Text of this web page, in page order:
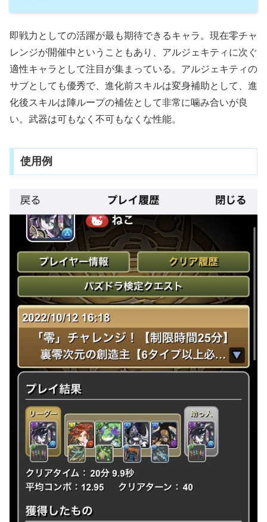
即戦力としての活躍が最も期待できるキャラ。現在零チャ
レンジが開催中ということもあり、アルジェキティに次ぐ
適性キャラとして注目が集まっている。アルジェキティの
サブとしても優秀で、進化前スキルは変身補助として、進
化後スキルは陣ループの補佐として非常に噛み合いが良
い。武器は可もなく不可もなくな性能。
使用例